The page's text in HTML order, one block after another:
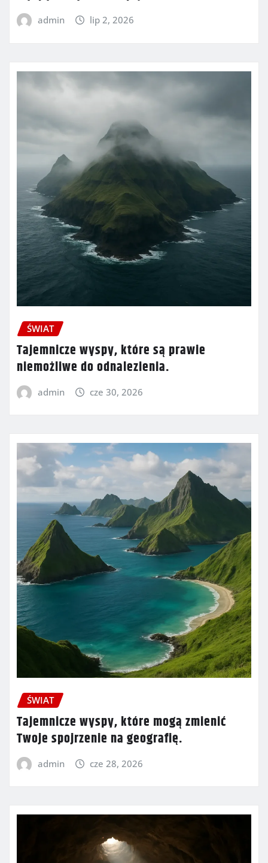
admin lip 2, 2026
ŚWIAT
Tajemnicze wyspy, które są prawie
niemożliwe do odnalezienia.
admin cze 30, 2026
ŚWIAT
Tajemnicze wyspy, które mogą zmienić
Twoje spojrzenie na geografię.
admin cze 28, 2026